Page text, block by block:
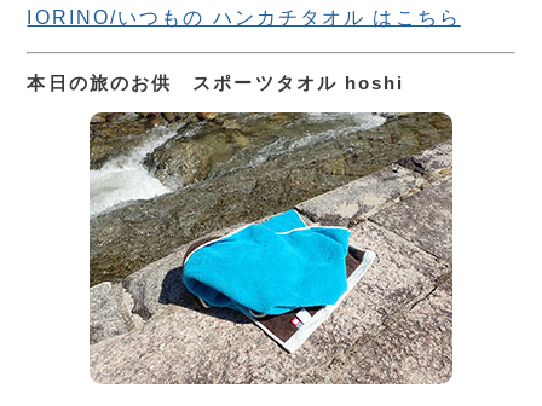
IORINO/いつもの ハンカチタオル はこちら
本日の旅のお供 スポーツタオル hoshi